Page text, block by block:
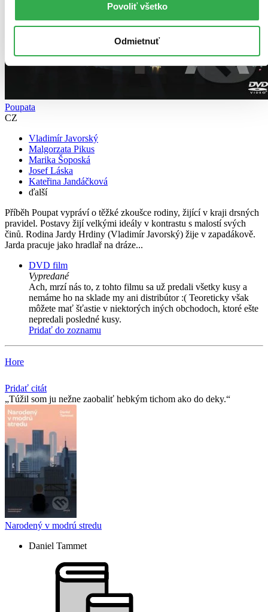
Povoliť všetko
Odmietnuť
Poupata
CZ
Vladimír Javorský
Malgorzata Pikus
Marika Šoposká
Josef Láska
Kateřina Jandáčková
ďalší
Příběh Poupat vypráví o těžké zkoušce rodiny, žijící v kraji drsných
pravidel. Postavy žijí velkými ideály v kontrastu s malostí svých
činů. Rodina Jardy Hrdiny (Vladimír Javorský) žije v zapadákově.
Jarda pracuje jako hradlař na dráze...
DVD film
Vypredané
Ach, mrzí nás to, z tohto filmu sa už predali všetky kusy a
nemáme ho na sklade my ani distribútor :( Teoreticky však
môžete mať šťastie v niektorých iných obchodoch, ktoré ešte
nepredali posledné kusy.
Pridať do zoznamu
Hore
Pridať citát
Túžil som ju nežne zaobaliť hebkým tichom ako do deky.
Narodený v modrú stredu
Daniel Tammet